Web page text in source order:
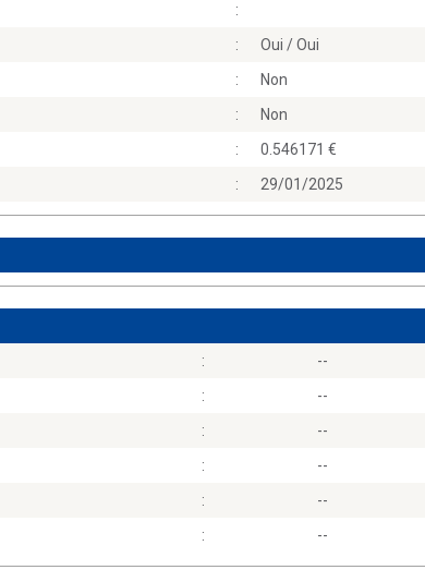
:
:
Oui / Oui
:
Non
:
Non
:
0.546171
: 29/01/2025
:
--
:
--
:
--
:
--
:
--
: --